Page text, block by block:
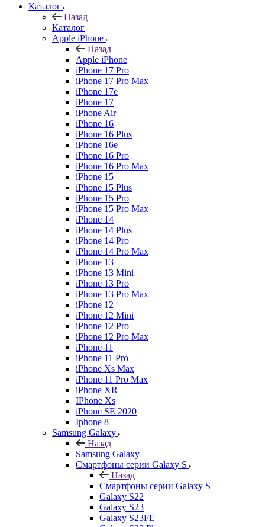
Каталог
Назад
Каталог
Apple iPhone
Назад
Apple iPhone
iPhone 17 Pro
iPhone 17 Pro Max
iPhone 17e
iPhone 17
iPhone Air
iPhone 16
iPhone 16 Plus
iPhone 16e
iPhone 16 Pro
iPhone 16 Pro Max
iPhone 15
iPhone 15 Plus
iPhone 15 Pro
iPhone 15 Pro Max
iPhone 14
iPhone 14 Plus
iPhone 14 Pro
iPhone 14 Pro Max
iPhone 13
iPhone 13 Mini
iPhone 13 Pro
iPhone 13 Pro Max
iPhone 12
iPhone 12 Mini
iPhone 12 Pro
iPhone 12 Pro Max
iPhone 11
iPhone 11 Pro
iPhone Xs Max
iPhone 11 Pro Max
iPhone XR
IPhone Xs
iPhone SE 2020
Iphone 8
Samsung Galaxy
Назад
Samsung Galaxy
Смартфоны серии Galaxy S
Назад
Смартфоны серии Galaxy S
Galaxy S22
Galaxy S23
Galaxy S23FE